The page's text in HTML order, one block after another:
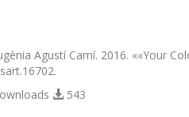
Agustí Camí. 2016. ««Your
543